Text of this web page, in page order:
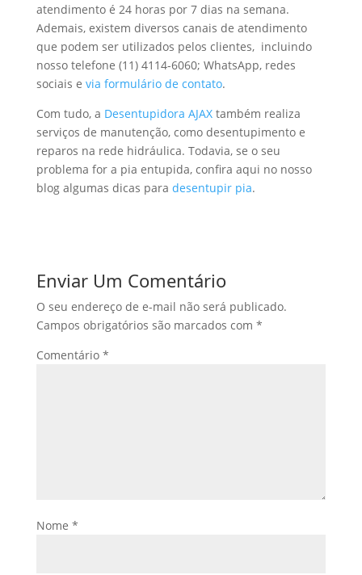
atendimento é 24 horas por 7 dias na semana.
Ademais, existem diversos canais de atendimento
que podem ser utilizados pelos clientes, incluindo
nosso telefone (11) 4114-6060; WhatsApp, redes
sociais e via formulário de contato.
Com tudo, a Desentupidora AJAXtambém realiza
serviços de manutenção, como desentupimento e
reparos na rede hidráulica. Todavia, se o seu
problema for a pia entupida, confira aqui no nosso
blog algumas dicas para desentupir pia.
Enviar Um Comentário
O seu endereço de e-mail não será publicado.
Campos obrigatórios são marcados com *
Comentário *
Nome *